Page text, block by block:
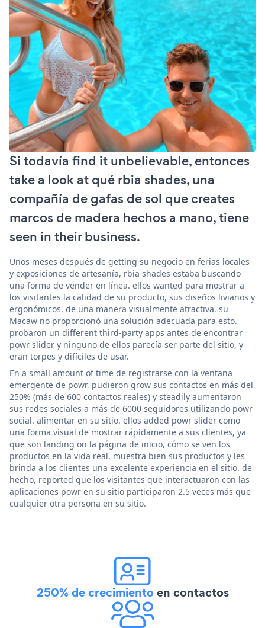
Si todavía find it unbelievable, entonces
take a look at qué rbia shades, una
compañía de gafas de sol que creates
marcos de madera hechos a mano, tiene
seen in their business.
Unos meses después de getting su negocio en ferias locales
y exposiciones de artesanía, rbia shades estaba buscando
una forma de vender en línea. ellos wanted para mostrar a
los visitantes la calidad de su producto, sus diseños livianos y
ergonómicos, de una manera visualmente atractiva. su
Macaw no proporcionó una solución adecuada para esto.
probaron un different third-party apps antes de encontrar
powr slider y ninguno de ellos parecía ser parte del sitio, y
eran torpes y difíciles de usar.
En a small amount of time de registrarse con la ventana
emergente de powr, pudieron grow sus contactos en más del
250% (más de 600 contactos reales) y steadily aumentaron
sus redes sociales a más de 6000 seguidores utilizando powr
social. alimentar en su sitio. ellos added powr slider como
una forma visual de mostrar rápidamente a sus clientes, ya
que son landing on la página de inicio, cómo se ven los
productos en la vida real. muestra bien sus productos y les
brinda a los clientes una excelente experiencia en el sitio. de
hecho, reported que los visitantes que interactuaron con las
aplicaciones powr en su sitio participaron 2.5 veces más que
cualquier otra persona en su sitio.
250% de crecimientoen contactos